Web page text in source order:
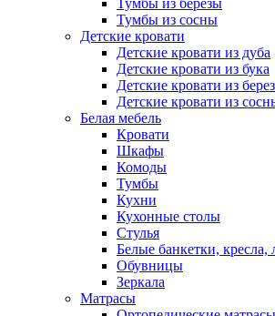
Тумбы из березы
Тумбы из сосны
Детские кровати
Детские кровати из дуба
Детские кровати из бука
Детские кровати из
Детские кровати из
Белая мебель
Кровати
Шкафы
Комоды
Тумбы
Кухни
Кухонные столы
Стулья
Белые банкетки, кресла,
Обувницы
Зеркала
Матрасы